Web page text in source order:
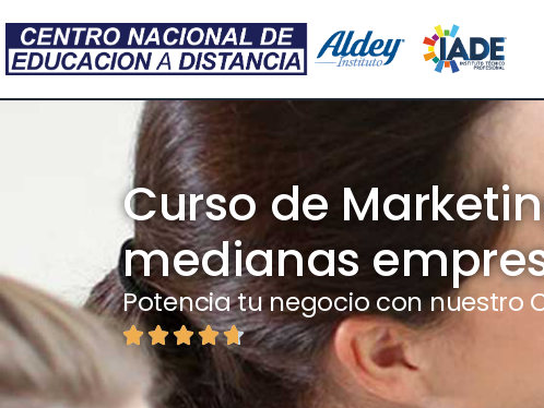
Curso de
medianas
Potencia tu negocio con nuestro
